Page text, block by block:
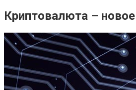
Криптовалюта –